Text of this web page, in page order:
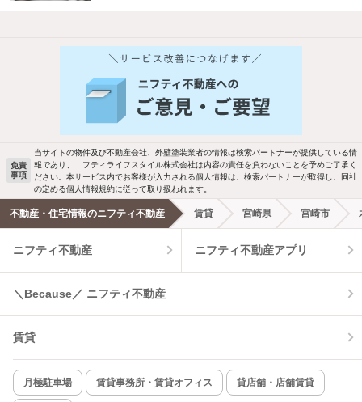
他の人はこんな条件で絞り込んでいます！
バス・トイレ別 2階以上
駐車場あり ペット相談
洗濯機置場あり 独立洗面台
エアコンあり 都市ガス
温水洗浄便座 オートロック
コンロ2口以上
新着のみ インターネット無料
新着物件メール通知
検索中の条件の新着物件情報をいち早く
新着メール通知を受け取る
免責
事項
当サイトの物件及び不動産会社、外壁塗装業者の情報は検索パートナーが提供している情
報であり、ニフティライフスタイル株式会社は内容の責任を負わないことを予めご了承く
ださい。本サービス内でお客様が入力される個人情報は、検索パートナーが取得し、同社
の定める個人情報規約に従って取り扱われます。
不動産・住宅情報のニフティ不動産 賃貸 宮崎県 宮崎市
ニフティ不動産 ニフティ不動産アプリ
＼Because／ ニフティ不動産
賃貸
月極駐車場 賃貸事務所・賃貸オフィス 貸店舗・店舗賃貸